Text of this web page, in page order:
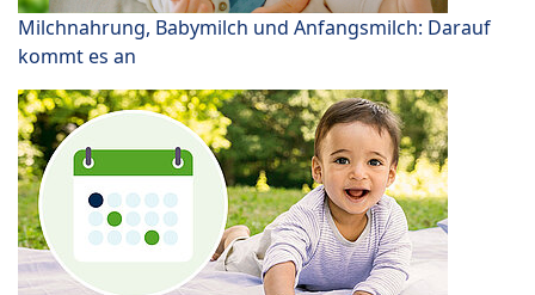
Milchnahrung, Babymilch und Anfangsmilch: Darauf
kommt es an